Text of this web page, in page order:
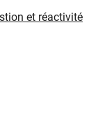
et réactivité